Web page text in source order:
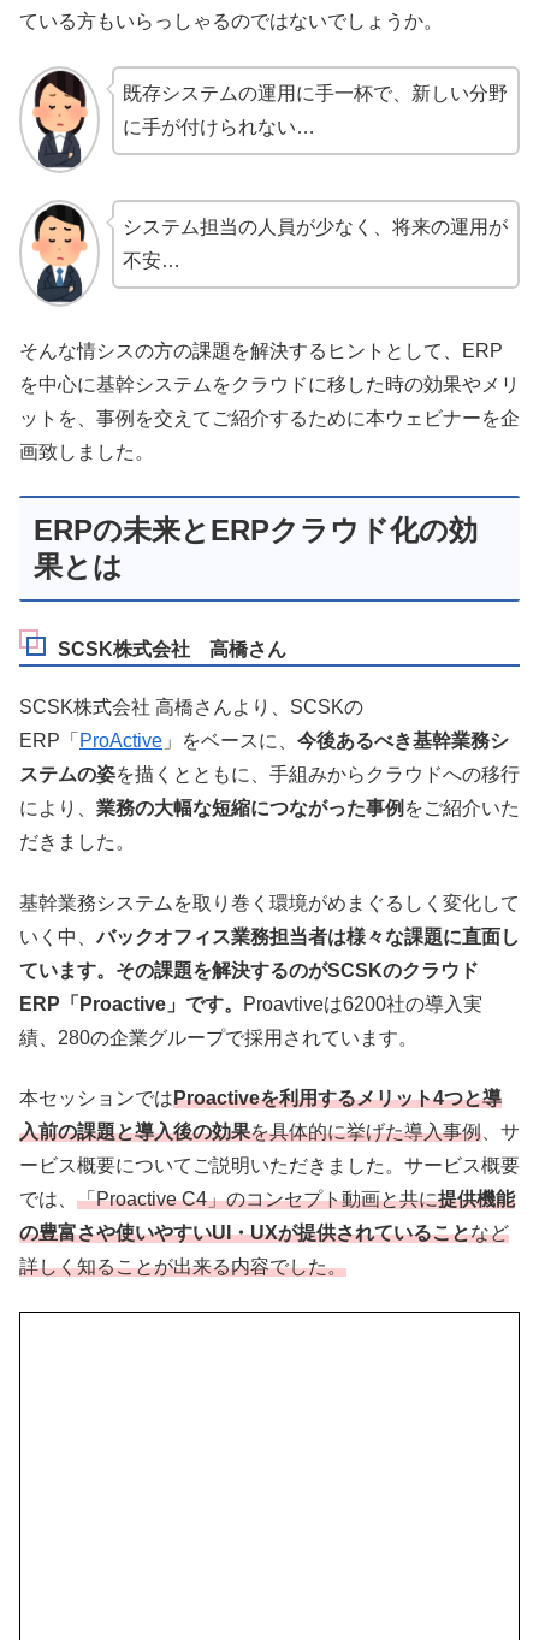
ている方もいらっしゃるのではないでしょうか。
既存システムの運用に手一杯で、新しい分野
に手が付けられない…
システム担当の人員が少なく、将来の運用が
不安…
そんな情シスの方の課題を解決するヒントとして、ERP
を中心に基幹システムをクラウドに移した時の効果やメリ
ットを、事例を交えてご紹介するために本ウェビナーを企
画致しました。
ERPの未来とERPクラウド化の効
果とは
SCSK株式会社 高橋さん
SCSK株式会社 高橋さんより、SCSKの
ERP「 ProActive 」をベースに、 今後あるべき基幹業務シ
ステムの姿を描くとともに、手組みからクラウドへの移行
により、 業務の大幅な短縮につながった事例 をご紹介いた
だきました。
基幹業務システムを取り巻く環境がめまぐるしく変化して
いく中、バックオフィス業務担当者は様々な課題に直面し
ています。その課題を解決するのがSCSKのクラウド
ERP「Proactive」です。
Proavtiveは6200社の導入実
績、280の企業グループで採用されています。
本セッションではProactiveを利用するメリット4つと導
入前の課題と導入後の効果を具体的に挙げた導入事例 、サ
ービス概要についてご説明いただきました。サービス概要
では、 「Proactive C4」のコンセプト動画と共に提供機能
の豊富さや使いやすいUI・UXが提供されていることなど
詳しく知ることが出来る内容でした。